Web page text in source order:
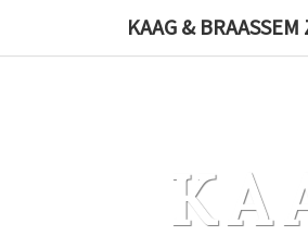
KAAG &